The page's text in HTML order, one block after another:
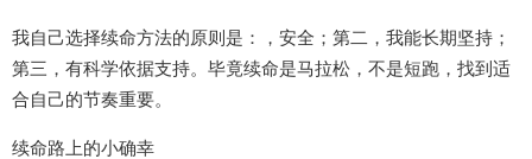
我自己选择续命方法的原则是：，安全；第二，我能长期坚持；
第三，有科学依据支持。毕竟续命是马拉松，不是短跑，找到适
合自己的节奏重要。
续命路上的小确幸